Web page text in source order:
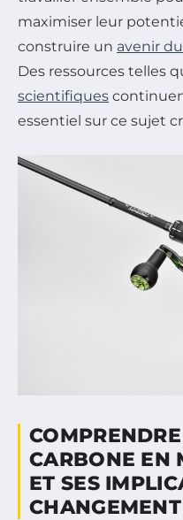
maximiser leur
construire un avenir
Des ressources telles
scientifiques
essentiel sur ce sujet
CARBONE EN
ET SES